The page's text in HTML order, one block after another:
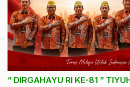
” DIRGAHAYU RI KE-81 ”